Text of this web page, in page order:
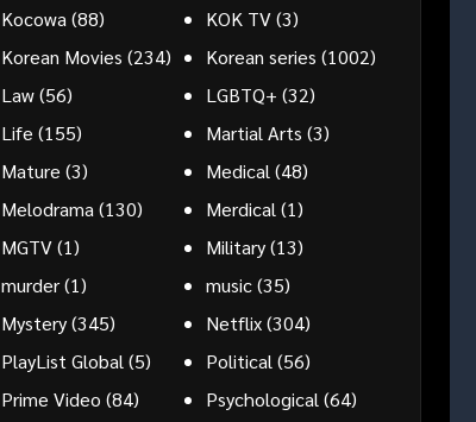
Kocowa(88) KOK TV(3)
Korean Movies (234) Korean series (1002)
Law(56) LGBTQ+ (32)
Life (155) Martial Arts (3)
Mature (3) Medical(48)
Melodrama(130) Merdical(1)
MGTV(1) Military(13)
murder(1) music(35)
Mystery(345) Netflix(304)
PlayList Global(5) Political(56)
Prime Video (84) Psychological(64)